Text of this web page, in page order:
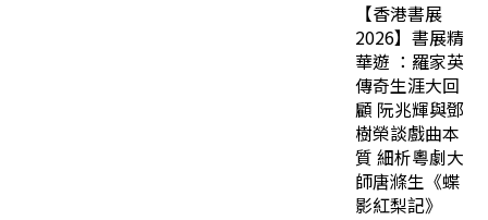
【香港書展
2026】書展精
華遊 ：羅家英
傳奇生涯大回
顧 阮兆輝與鄧
樹榮談戲曲本
質 細析粵劇大
師唐滌生《蝶
影紅梨記》